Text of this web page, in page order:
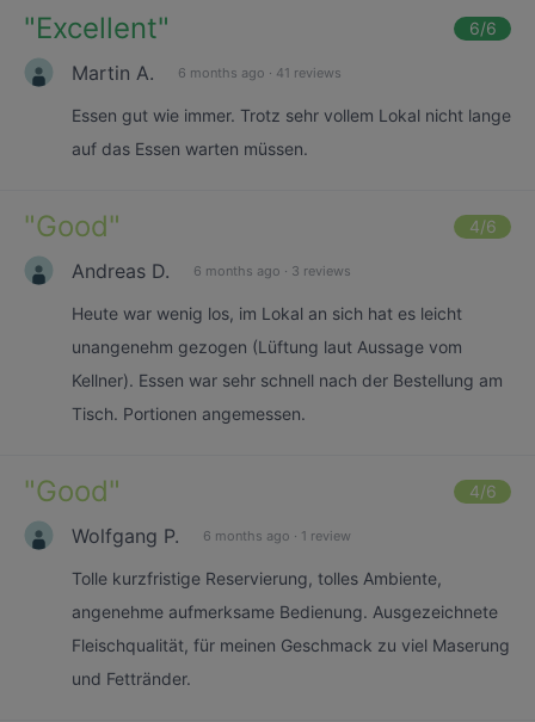
"Excellent" 6/6
Martin A. 6 months ago · 41 reviews
Essen gut wie immer. Trotz sehr vollem Lokal nicht lange
auf das Essen warten müssen.
"Good" 4/6
Andreas D. 6 months ago · 3 reviews
Heute war wenig los, im Lokal an sich hat es leicht
unangenehm gezogen (Lüftung laut Aussage vom
Kellner). Essen war sehr schnell nach der Bestellung am
Tisch. Portionen angemessen.
"Good" 4/6
Wolfgang P. 6 months ago · 1 review
Tolle kurzfristige Reservierung, tolles Ambiente,
angenehme aufmerksame Bedienung. Ausgezeichnete
Fleischqualität, für meinen Geschmack zu viel Maserung
und Fettränder.